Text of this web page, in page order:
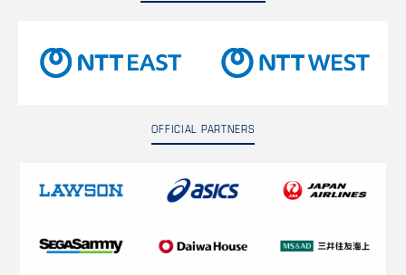
OFFICIAL PARTNERS